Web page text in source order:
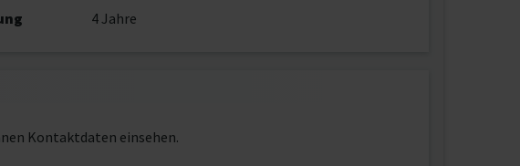
4 Jahre
Kontaktdaten einsehen.